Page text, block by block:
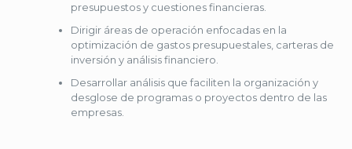
presupuestos y cuestiones financieras.
Dirigir áreas de operación enfocadas en la
optimización de gastos presupuestales, carteras de
inversión y análisis financiero.
Desarrollar análisis que faciliten la organización y
desglose de programas o proyectos dentro de las
empresas.